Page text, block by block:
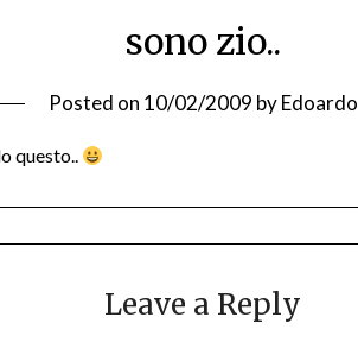
sono zio..
Posted on 10/02/2009 byEdoardo
questo..
Leave a Reply